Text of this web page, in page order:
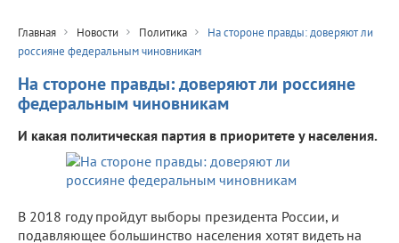
Главная Новости Политика
На стороне правды: доверяют ли
россияне федеральным чиновникам
На стороне правды: доверяют ли россияне
федеральным чиновникам
И какая политическая партия в приоритете у населения.
В 2018 году пройдут выборы президента России, и
подавляющее большинство населения хотят видеть на